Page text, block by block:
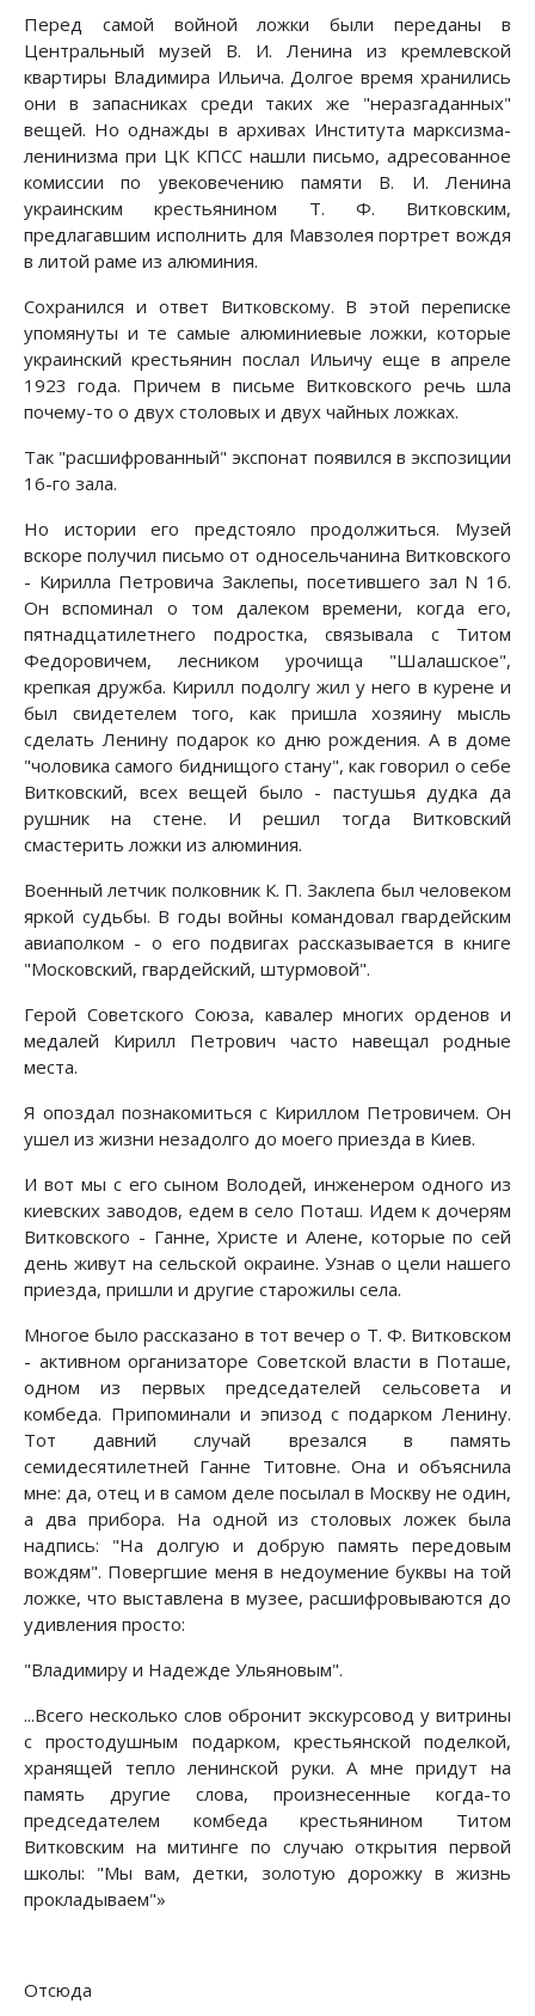
Перед самой войной ложки были переданы в
Центральный музей В. И. Ленина из кремлевской
квартиры Владимира Ильича. Долгое время хранились
они в запасниках среди таких же "неразгаданных"
вещей. Но однажды в архивах Института марксизма-
ленинизма при ЦК КПСС нашли письмо, адресованное
комиссии по увековечению памяти В. И. Ленина
украинским крестьянином Т. Ф. Витковским,
предлагавшим исполнить для Мавзолея портрет вождя
в литой раме из алюминия.
Сохранился и ответ Витковскому. В этой переписке
упомянуты и те самые алюминиевые ложки, которые
украинский крестьянин послал Ильичу еще в апреле
1923 года. Причем в письме Витковского речь шла
почему-то о двух столовых и двух чайных ложках.
Так "расшифрованный" экспонат появился в экспозиции
16-го зала.
Но истории его предстояло продолжиться. Музей
вскоре получил письмо от односельчанина Витковского
- Кирилла Петровича Заклепы, посетившего зал N 16.
Он вспоминал о том далеком времени, когда его,
пятнадцатилетнего подростка, связывала с Титом
Федоровичем, лесником урочища "Шалашское",
крепкая дружба. Кирилл подолгу жил у него в курене и
был свидетелем того, как пришла хозяину мысль
сделать Ленину подарок ко дню рождения. А в доме
"чоловика самого биднищого стану", как говорил о себе
Витковский, всех вещей было - пастушья дудка да
рушник на стене. И решил тогда Витковский
смастерить ложки из алюминия.
Военный летчик полковник К. П. Заклепа был человеком
яркой судьбы. В годы войны командовал гвардейским
авиаполком - о его подвигах рассказывается в книге
"Московский, гвардейский, штурмовой".
Герой Советского Союза, кавалер многих орденов и
медалей Кирилл Петрович часто навещал родные
места.
Я опоздал познакомиться с Кириллом Петровичем. Он
ушел из жизни незадолго до моего приезда в Киев.
И вот мы с его сыном Володей, инженером одного из
киевских заводов, едем в село Поташ. Идем к дочерям
Витковского - Ганне, Христе и Алене, которые по сей
день живут на сельской окраине. Узнав о цели нашего
приезда, пришли и другие старожилы села.
Многое было рассказано в тот вечер о Т. Ф. Витковском
- активном организаторе Советской власти в Поташе,
одном из первых председателей сельсовета и
комбеда. Припоминали и эпизод с подарком Ленину.
Тот давний случай врезался в память
семидесятилетней Ганне Титовне. Она и объяснила
мне: да, отец и в самом деле посылал в Москву не один,
а два прибора. На одной из столовых ложек была
надпись: "На долгую и добрую память передовым
вождям". Повергшие меня в недоумение буквы на той
ложке, что выставлена в музее, расшифровываются до
удивления просто:
"Владимиру и Надежде Ульяновым".
...Всего несколько слов обронит экскурсовод у витрины
с простодушным подарком, крестьянской поделкой,
хранящей тепло ленинской руки. А мне придут на
память другие слова, произнесенные когда-то
председателем комбеда крестьянином Титом
Витковским на митинге по случаю открытия первой
школы: "Мы вам, детки, золотую дорожку в жизнь
прокладываем"»
Отсюда